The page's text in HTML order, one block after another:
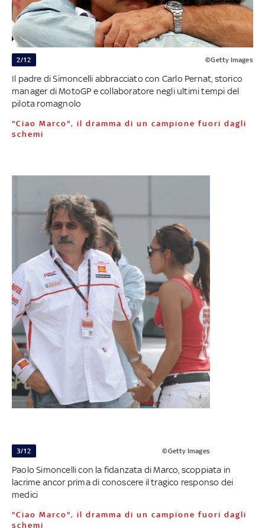
2/12 ©Getty Images
Il padre di Simoncelli abbracciato con Carlo Pernat, storico
manager di MotoGP e collaboratore negli ultimi tempi del
pilota romagnolo
"Ciao Marco", il dramma di un campione fuori dagli
schemi
3/12 ©Getty Images
Paolo Simoncelli con la fidanzata di Marco, scoppiata in
lacrime ancor prima di conoscere il tragico responso dei
medici
"Ciao Marco", il dramma di un campione fuori dagli
schemi